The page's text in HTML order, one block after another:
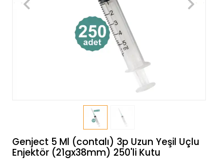
Genject 5 Ml (contalı) 3p Uzun Yeşil Uçlu
Enjektör (21gx38mm) 250'li Kutu